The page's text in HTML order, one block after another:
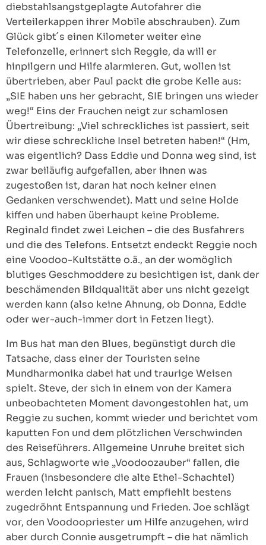
diebstahlsangstgeplagte Autofahrer die
Verteilerkappen ihrer Mobile abschrauben). Zum
Glück gibt´s einen Kilometer weiter eine
Telefonzelle, erinnert sich Reggie, da will er
hinpilgern und Hilfe alarmieren. Gut, wollen ist
übertrieben, aber Paul packt die grobe Kelle aus:
„SIE haben uns her gebracht, SIE bringen uns wieder
weg!“ Eins der Frauchen neigt zur schamlosen
Übertreibung: „Viel schreckliches ist passiert, seit
wir diese schreckliche Insel betreten haben!“ (Hm,
was eigentlich? Dass Eddie und Donna weg sind, ist
zwar beiläufig aufgefallen, aber ihnen was
zugestoßen ist, daran hat noch keiner einen
Gedanken verschwendet). Matt und seine Holde
kiffen und haben überhaupt keine Probleme.
Reginald findet zwei Leichen – die des Busfahrers
und die des Telefons. Entsetzt endeckt Reggie noch
eine Voodoo-Kultstätte o.ä., an der womöglich
blutiges Geschmoddere zu besichtigen ist, dank der
beschämenden Bildqualität aber uns nicht gezeigt
werden kann (also keine Ahnung, ob Donna, Eddie
oder wer-auch-immer dort in Fetzen liegt).
Im Bus hat man den Blues, begünstigt durch die
Tatsache, dass einer der Touristen seine
Mundharmonika dabei hat und traurige Weisen
spielt. Steve, der sich in einem von der Kamera
unbeobachteten Moment davongestohlen hat, um
Reggie zu suchen, kommt wieder und berichtet vom
kaputten Fon und dem plötzlichen Verschwinden
des Reiseführers. Allgemeine Unruhe breitet sich
aus, Schlagworte wie „Voodoozauber“ fallen, die
Frauen (insbesondere die alte Ethel-Schachtel)
werden leicht panisch, Matt empfiehlt bestens
zugedröhnt Entspannung und Frieden. Joe schlägt
vor, den Voodoopriester um Hilfe anzugehen, wird
aber durch Connie ausgetrumpft – die hat nämlich